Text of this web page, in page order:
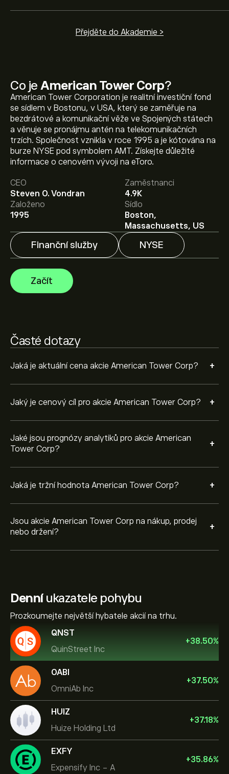
Co je American Tower Corp?
American Tower Corporation je realitní investiční fond
se sídlem v Bostonu, v USA, který se zaměřuje na
bezdrátové a komunikační věže ve Spojených státech
a věnuje se pronájmu antén na telekomunikačních
trzích. Společnost vznikla v roce 1995 a je kótována na
burze NYSE pod symbolem AMT. Získejte důležité
informace o cenovém vývoji na eToro.
CEO
Steven O. Vondran
Zaměstnanci
4.9K
Založeno
1995
Sídlo
Boston,
Massachusetts, US
Finanční služby NYSE
Začít
Přejděte do Akademie >
Časté dotazy
Jaká je aktuální cena akcie American Tower Corp? +
Aktuální cena akcie AMT je 172.54‎$‎.
Jaký je cenový cíl pro akcie American Tower Corp? +
Průměrný cenový cíl pro akcie American Tower Corp je
172.54‎$‎.Zaregistrujte se
na eToro a získejte detailní
prognózy analytiků i cenové cíle.
Jaké jsou prognózy analytiků pro akcie American
Tower Corp?
+
Analytici nabízí prognózy pro akcie American Tower
Corp na základě tržních trendů, finančních zpráv a
očekávaného růstu. Podívejte se na prognózu
Jaká je tržní hodnota American Tower Corp? +
Jsou akcie American Tower Corp na nákup, prodej
nebo držení?
+
koupě.
Denníukazatele pohybu
Prozkoumejte největší hybatele akcií na trhu.
QNST
QuinStreet Inc
+38.50%
OABI
OmniAb Inc
+37.50%
HUIZ
Huize Holding Ltd
+37.18%
EXFY
Expensify Inc - A
+35.86%